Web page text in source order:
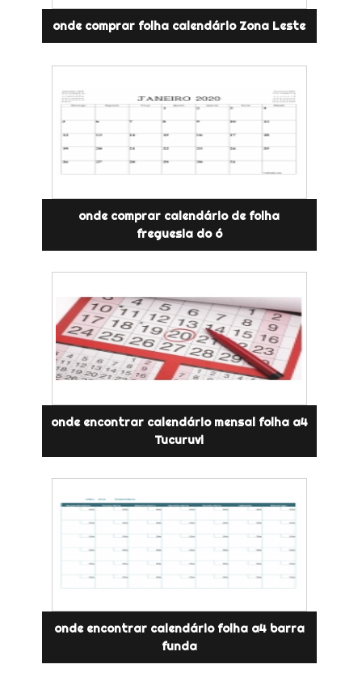
onde comprar folha calendário Zona Leste
onde comprar calendário de folha
freguesia do ó
onde encontrar calendário mensal folha a4
Tucuruvi
onde encontrar calendário folha a4 barra
funda